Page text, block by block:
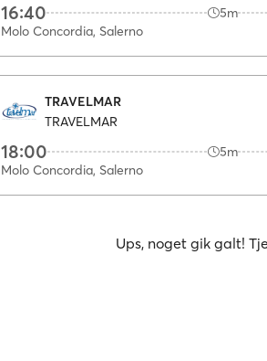
16:40 5m
Molo Concordia, Salerno
TRAVELMAR
TRAVELMAR
18:00 5m
Molo Concordia, Salerno
Ups, noget gik galt!